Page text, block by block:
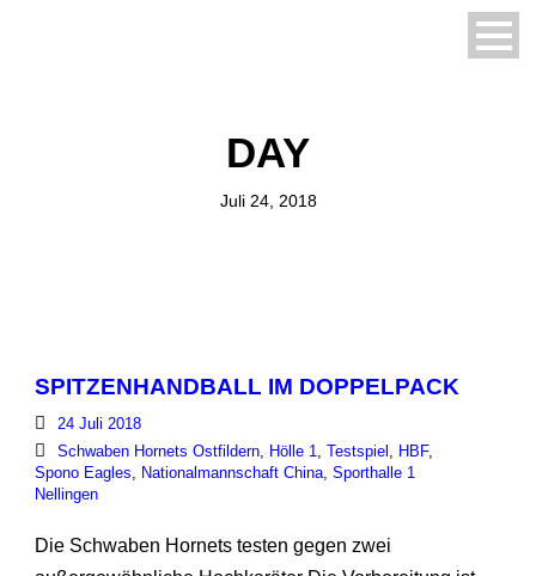
DAY
Juli 24, 2018
SPITZENHANDBALL IM DOPPELPACK
24 Juli 2018
Schwaben Hornets Ostfildern, Hölle 1, Testspiel , HBF,
Spono Eagles, Nationalmannschaft China, Sporthalle 1
Nellingen
Die Schwaben Hornets testen gegen zwei